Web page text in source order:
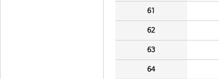
61
62
63
64